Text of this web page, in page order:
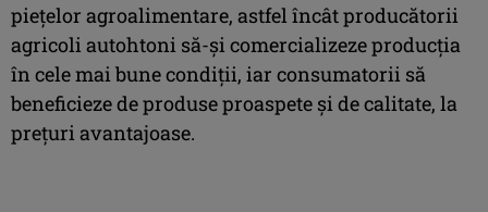
pieţelor agroalimentare, astfel încât producătorii
agricoli autohtoni să-şi comercializeze producţia
în cele mai bune condiţii, iar consumatorii să
beneficieze de produse proaspete şi de calitate, la
preţuri avantajoase.